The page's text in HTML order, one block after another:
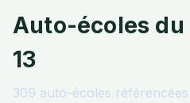
Auto-écoles
13
309 auto-écoles